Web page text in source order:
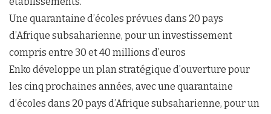
Une quarantaine d’écoles prévues dans 20 pays
d’Afrique subsaharienne, pour un investissement
compris entre 30 et 40 millions d’euros
Enko développe un plan stratégique d’ouverture pour
les cinq prochaines années, avec une quarantaine
d’écoles dans 20 pays d’Afrique subsaharienne, pour un